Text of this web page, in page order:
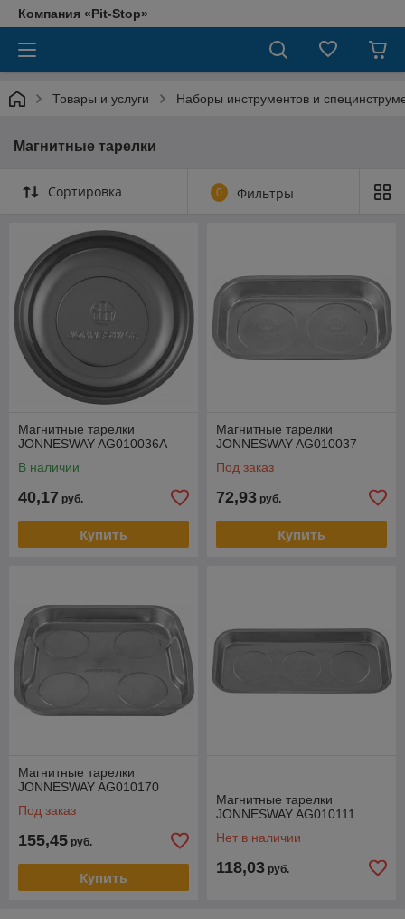
Компания «Pit-Stop»
Товары и услуги Наборы инструментов и
Магнитные тарелки
Сортировка 0 Фильтры
Магнитные тарелки
JONNESWAY AG010036A
В наличии
40,17 руб.
Купить
Магнитные тарелки
JONNESWAY AG010037
Под заказ
72,93 руб.
Купить
Магнитные тарелки
JONNESWAY AG010170
Под заказ
155,45 руб.
Купить
Магнитные тарелки
JONNESWAY AG010111
Нет в наличии
118,03 руб.